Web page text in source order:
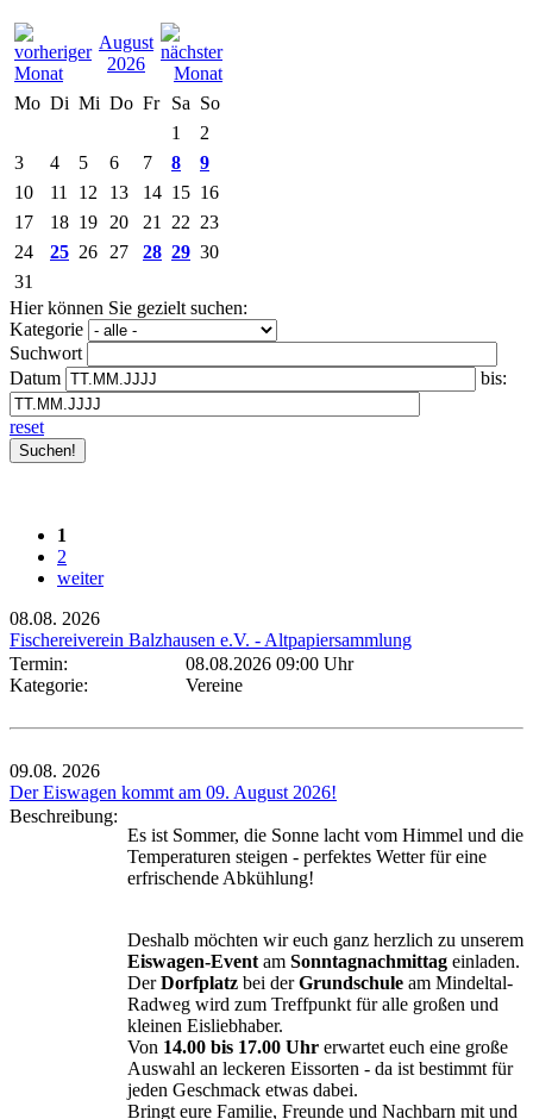
August
2026
Mo Di Mi Do Fr Sa So
1
2
3
4 5 6 7 8
9
10
11 12 13 14 15 16
17
18 19 20 21 22 23
24
25 26 27 28 29 30
31
Hier können Sie gezielt suchen:
Kategorie
Suchwort
Datum
bis:
reset
1
2
weiter
08.08. 2026
Fischereiverein Balzhausen e.V. - Altpapiersammlung
Termin:
08.08.2026 09:00 Uhr
Kategorie:
Vereine
09.08. 2026
Der Eiswagen kommt am 09. August 2026!
Beschreibung:
Es ist Sommer, die Sonne lacht vom Himmel und die
Temperaturen steigen - perfektes Wetter für eine
erfrischende Abkühlung!
Deshalb möchten wir euch ganz herzlich zu unserem
Eiswagen-Event am Sonntagnachmittag einladen.
DerDorfplatz bei derGrundschule am Mindeltal-
Radweg wird zum Treffpunkt für alle großen und
kleinen Eisliebhaber.
Von 14.00 bis 17.00 Uhr erwartet euch eine große
Auswahl an leckeren Eissorten - da ist bestimmt für
jeden Geschmack etwas dabei.
Bringt eure Familie, Freunde und Nachbarn mit und